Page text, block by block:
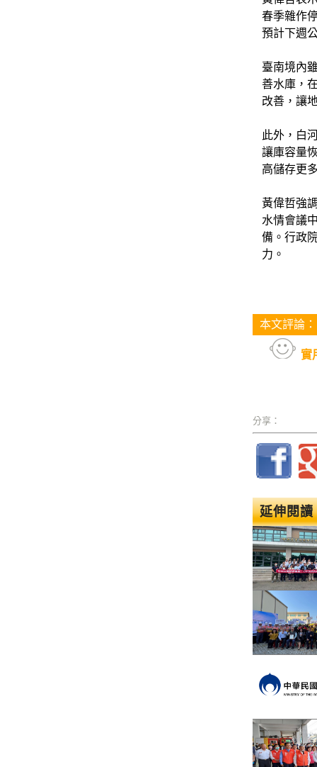
春季雜作
預計下週
臺南境內
善水庫，
改善，讓
此外，白
讓庫容量
高儲存更
黃偉哲強
水情會議
備。行政
力。
本文評論：
實
分享：
延伸閱讀